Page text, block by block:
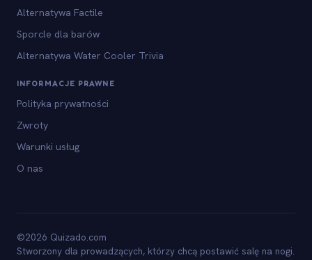
Alternatywa Factile
Sporcle dla barów
Alternatywa Water Cooler Trivia
INFORMACJE PRAWNE
Polityka prywatności
Zwroty
Warunki usług
O nas
©2026 Quizado.com
Stworzony dla prowadzących, którzy chcą postawić salę na nogi.